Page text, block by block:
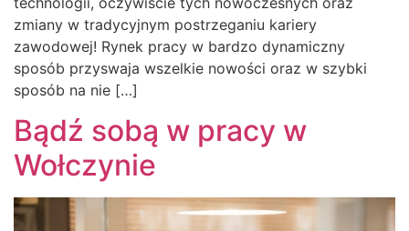
zmiany w tradycyjnym postrzeganiu kariery
zawodowej! Rynek pracy w bardzo dynamiczny
sposób przyswaja wszelkie nowości oraz w szybki
sposób na nie […]
Bądź sobą w pracy w
Wołczynie